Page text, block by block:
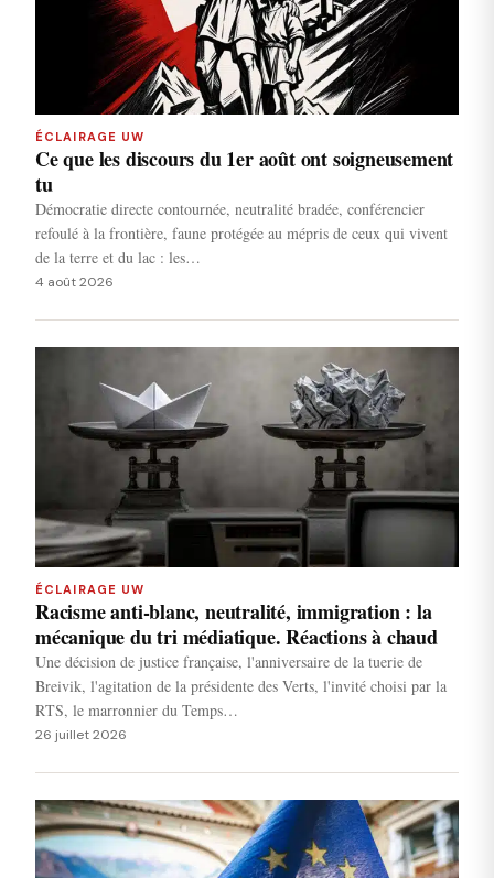
ÉCLAIRAGE UW
Ce que les discours du 1er août ont soigneusement
tu
Démocratie directe contournée, neutralité bradée, conférencier
refoulé à la frontière, faune protégée au mépris de ceux qui vivent
de la terre et du lac : les…
4 août 2026
ÉCLAIRAGE UW
Racisme anti-blanc, neutralité, immigration : la
mécanique du tri médiatique. Réactions à chaud
Une décision de justice française, l'anniversaire de la tuerie de
Breivik, l'agitation de la présidente des Verts, l'invité choisi par la
RTS, le marronnier du Temps…
26 juillet 2026